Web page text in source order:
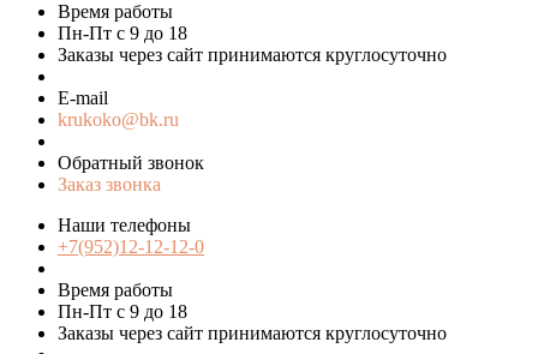
Время работы
Пн-Пт с 9 до 18
Заказы через сайт принимаются круглосуточно
E-mail
krukoko@bk.ru
Обратный звонок
Заказ звонка
Наши телефоны
+7(952)12-12-12-0
Время работы
Пн-Пт с 9 до 18
Заказы через сайт принимаются круглосуточно